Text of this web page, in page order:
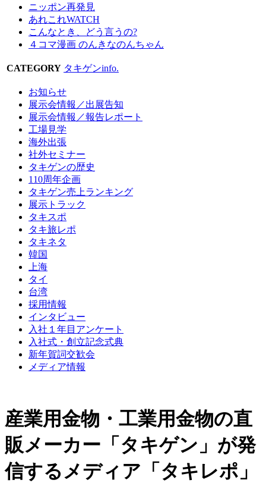
ニッポン再発見
あれこれWATCH
こんなとき、どう言うの?
４コマ漫画 のんきなのんちゃん
CATEGORY タキゲンinfo.
お知らせ
展示会情報／出展告知
展示会情報／報告レポート
工場見学
海外出張
社外セミナー
タキゲンの歴史
110周年企画
タキゲン売上ランキング
展示トラック
タキスポ
タキ旅レポ
タキネタ
韓国
上海
タイ
台湾
採用情報
インタビュー
入社１年目アンケート
入社式・創立記念式典
新年賀詞交歓会
メディア情報
産業用金物・工業用金物の直
販メーカー「タキゲン」が発
信するメディア「タキレポ」